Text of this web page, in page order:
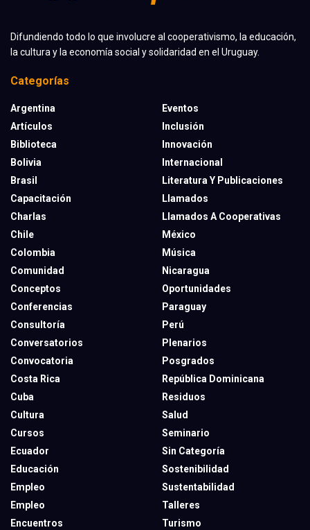
Difundiendo todo lo que involucre al cooperativismo, la educación,
la cultura y la economía social y solidaridad en el Uruguay.
Categorías
Argentina
Artículos
Biblioteca
Bolivia
Brasil
Capacitación
Charlas
Chile
Colombia
Comunidad
Conceptos
Conferencias
Consultoría
Conversatorios
Convocatoria
Costa Rica
Cuba
Cultura
Cursos
Ecuador
Educación
Empleo
Empleo
Encuentros
Eventos
Inclusión
Innovación
Internacional
Literatura Y Publicaciones
Llamados
Llamados A Cooperativas
México
Música
Nicaragua
Oportunidades
Paraguay
Perú
Plenarios
Posgrados
República Dominicana
Residuos
Salud
Seminario
Sin Categoría
Sostenibilidad
Sustentabilidad
Talleres
Turismo